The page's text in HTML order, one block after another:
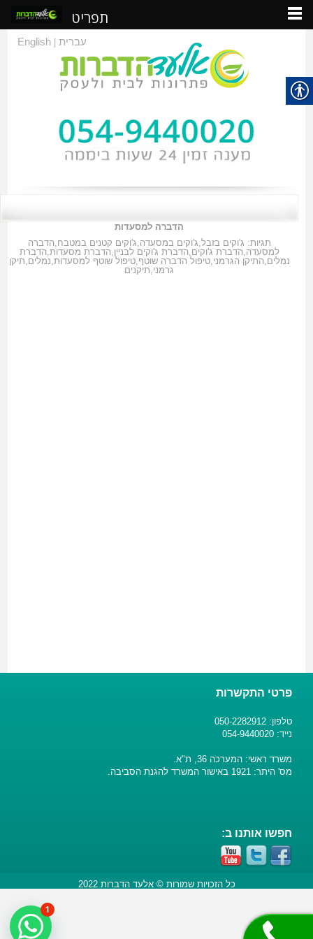
עברית|
English
הדברה למסעדות
תגיות: ג'וקים בזבל,ג'וקים במסעדה,ג'וקים קטנים במטבח,הדברה
למסעדה,הדברת ג'וקים,הדברת ג'וקים לבניין,הדברת מסעדות,הדברת
נמלים,התיקן הגרמני,טיפול הדברה שוטף,טיפול שוטף למסעדות,נמלים,תיקן
גרמני,תיקנים
פרטי התקשרות
טלפון: 050-2282912
נייד: 054-9440020
משרד ראשי: המערכה 36, ת"א.
מס' היתר: 1921 באישור המשרד להגנת הסביבה.
חפשו אותנו ב:
כל הזכויות שמורות © אלעד הדברות 2022
1
תפריט